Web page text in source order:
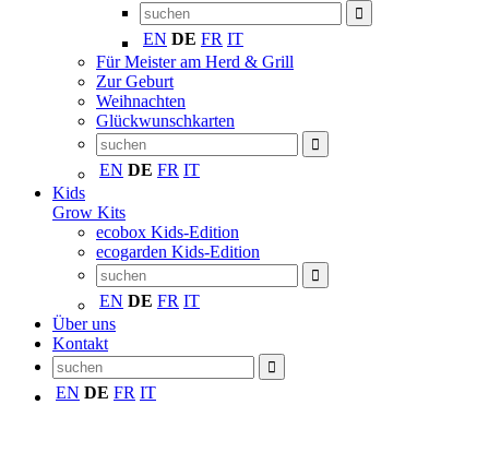
EN DE FR IT
Für Meister am Herd & Grill
Zur Geburt
Weihnachten
Glückwunschkarten
EN DE FR IT
Kids
Grow Kits
ecobox Kids-Edition
ecogarden Kids-Edition
EN DE FR IT
Über uns
Kontakt
EN DE FR IT